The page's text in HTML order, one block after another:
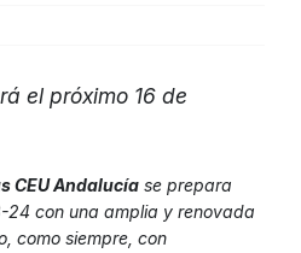
el próximo 16 de
CEU Andalucía se prepara
con una amplia y renovada
como siempre, con